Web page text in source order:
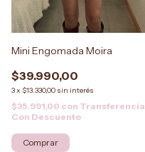
Mini Engomada Moira
$39.990,00
3x $13.330,00 sin interés
$35.991,00 con Transferencia
Con Descuento
Comprar